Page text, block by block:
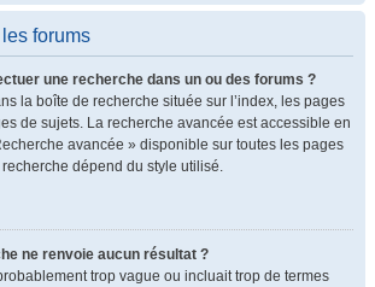
forums
une recherche dans un ou des forums ?
la boîte de recherche située sur l’index, les pages
de sujets. La recherche avancée est accessible en
avancée » disponible sur toutes les pages
recherche dépend du style utilisé.
ne renvoie aucun résultat ?
trop vague ou incluait trop de termes